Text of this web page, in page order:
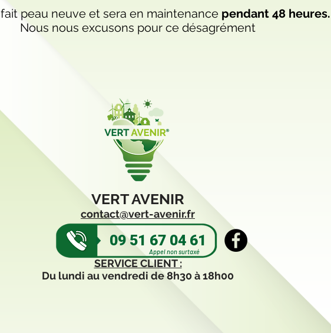
fait peau neuve et sera en maintenance pendant 48 heures.
Nous nous excusons pour ce désagrément
VERT AVENIR
contact@vert-avenir.fr
SERVICE CLIENT :
Du lundi au vendredi de 8h30 à 18h00
09 51 67 04 61
Appel non surtaxé